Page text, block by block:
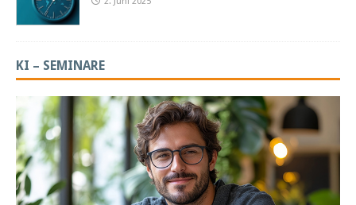
KI – SEMINARE